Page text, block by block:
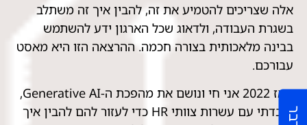
אלה שצריכים להטמיע את זה, להבין איך זה משתלב
בשגרת העבודה, ולדאוג שכל הארגון ידע להשתמש
בבינה מלאכותית בצורה חכמה. ההרצאה הזו היא מאסט
עבורכם.
מאז 2022 אני חי ונושם את מהפכת ה-Generative AI,
ועבדתי עם עשרות צוותי HR כדי לעזור להם להבין איך